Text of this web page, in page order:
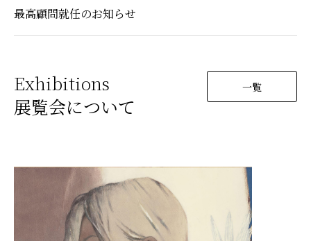
最高顧問就任のお知らせ
Exhibitions
展覧会について
一覧